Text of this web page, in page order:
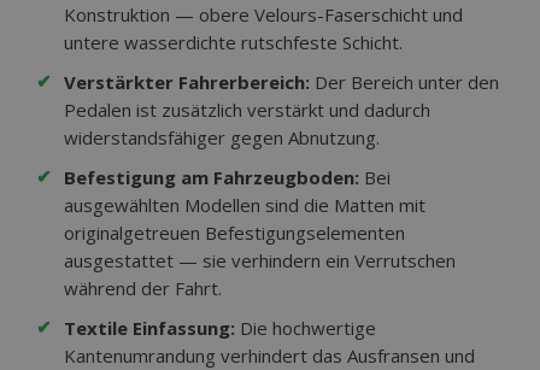
Konstruktion — obere Velours-Faserschicht und
untere wasserdichte rutschfeste Schicht.
✔ Verstärkter Fahrerbereich: Der Bereich unter den
Pedalen ist zusätzlich verstärkt und dadurch
widerstandsfähiger gegen Abnutzung.
✔ Befestigung am Fahrzeugboden: Bei
ausgewählten Modellen sind die Matten mit
originalgetreuen Befestigungselementen
ausgestattet — sie verhindern ein Verrutschen
während der Fahrt.
✔ Textile Einfassung: Die hochwertige
Kantenumrandung verhindert das Ausfransen und